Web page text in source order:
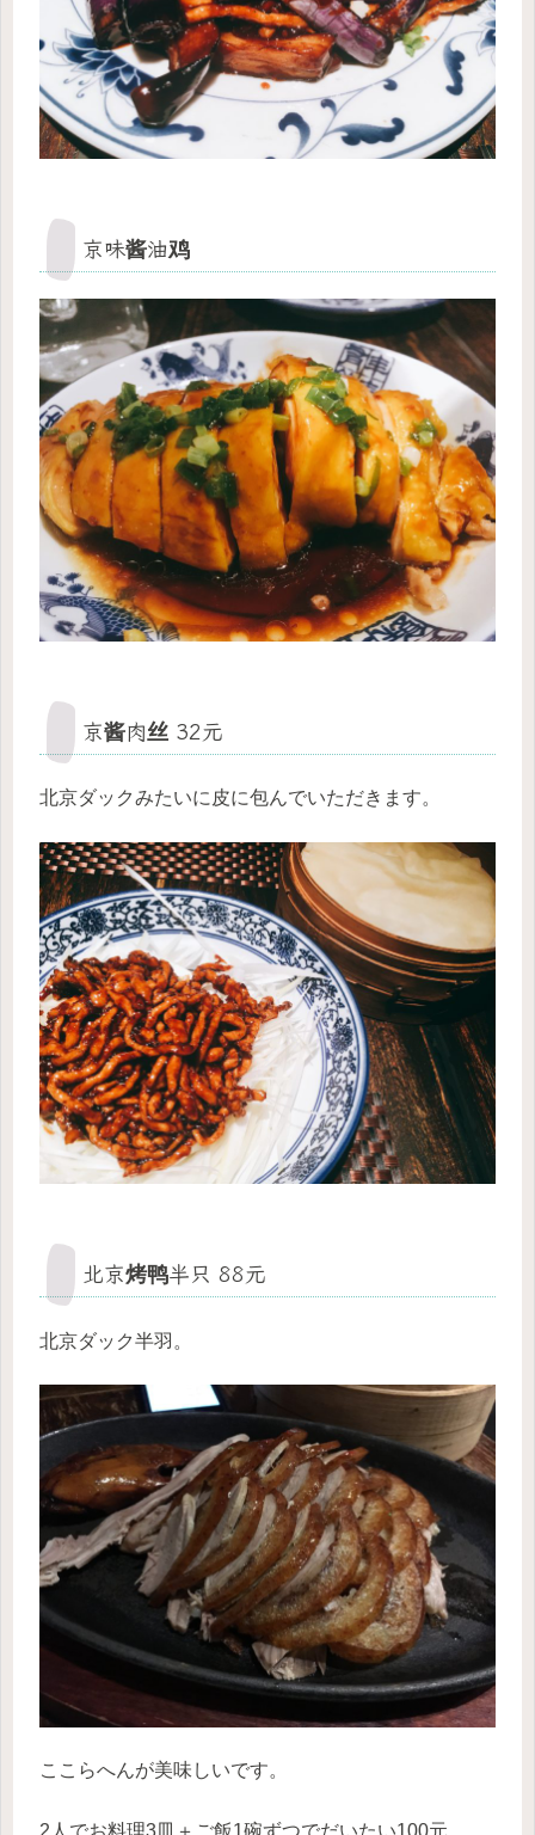
京味酱油鸡
京酱肉丝 32元
北京ダックみたいに皮に包んでいただきます。
北京烤鸭半只 88元
北京ダック半羽。
ここらへんが美味しいです。
2人でお料理3皿＋ご飯1碗ずつでだいたい100元